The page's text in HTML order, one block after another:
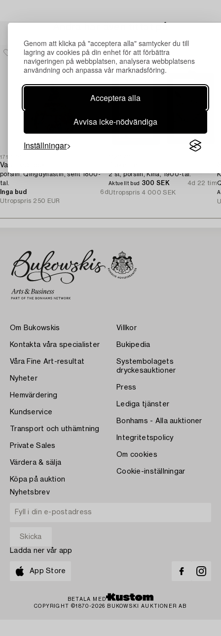
Genom att klicka på "acceptera alla" samtycker du till
lagring av cookies på din enhet för att förbättra
navigeringen på webbplatsen, analysera webbplatsens
användning och anpassa vår marknadsföring.
Acceptera alla
Avvisa icke-nödvändiga
Inställningar
1710518
Vas med lock,
porslin. Qingdynastin, sent 1800-
tal.
Inga bud
6d
Utropspris 250 EUR
2 st, porslin, Kina, 1900-tal.
Aktuellt bud 300 SEK
4d 22 tim
Utropspris 4 000 SEK
Om Bukowskis
Kontakta våra specialister
Våra Fine Art-resultat
Nyheter
Hemvärdering
Kundservice
Transport och uthämtning
Private Sales
Värdera & sälja
Köpa på auktion
Villkor
Bukipedia
Systembolagets
dryckesauktioner
Press
Lediga tjänster
Bonhams - Alla auktioner
Integritetspolicy
Om cookies
Cookie-inställningar
Nyhetsbrev
Ladda ner vår app
App Store
BETALA MED
COPYRIGHT ©1870-2026 BUKOWSKI AUKTIONER AB